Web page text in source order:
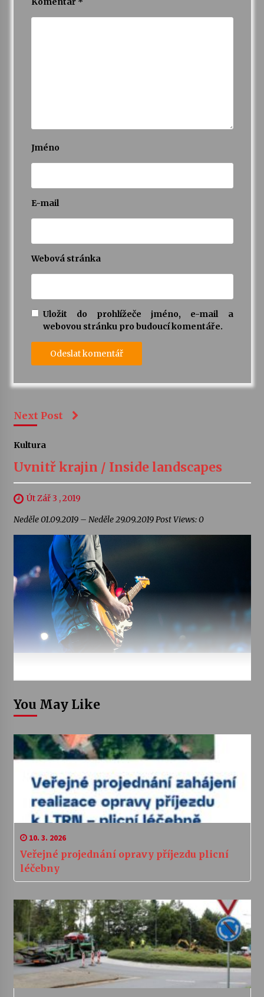
Jméno
E-mail
Webová stránka
Uložit do prohlížeče jméno, e-mail a
webovou stránku pro budoucí komentáře.
Next Post
Kultura
Uvnitř krajin / Inside landscapes
Út Zář 3 , 2019
Neděle 01.09.2019 – Neděle 29.09.2019 Post Views: 0
You May Like
10. 3. 2026
Veřejné projednání opravy příjezdu plicní
léčebny